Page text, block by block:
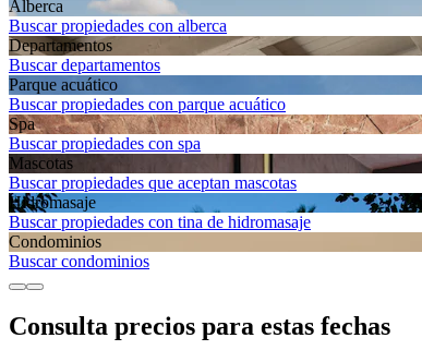
Alberca
Buscar propiedades con alberca
Departa­mentos
Buscar departamentos
Parque acuático
Buscar propiedades con parque acuático
Spa
Buscar propiedades con spa
Mascotas
Buscar propiedades que aceptan mascotas
Hidromasaje
Buscar propiedades con tina de hidromasaje
Condominios
Buscar condominios
Consulta precios para estas fechas